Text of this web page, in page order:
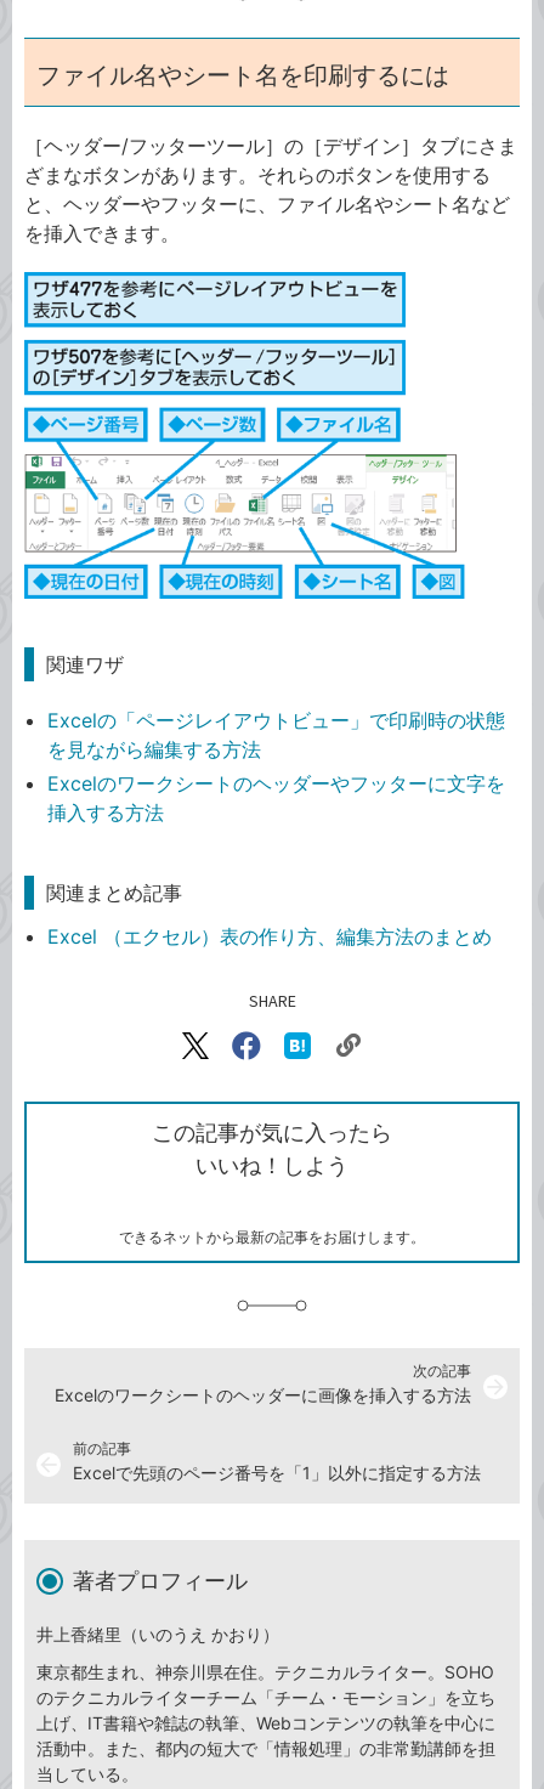
ファイル名やシート名を印刷するには
［ヘッダー/フッターツール］の［デザイン］タブにさま
ざまなボタンがあります。それらのボタンを使用する
と、ヘッダーやフッターに、ファイル名やシート名など
を挿入できます。
関連ワザ
Excelの「ページレイアウトビュー」で印刷時の状態
を見ながら編集する方法
Excelのワークシートのヘッダーやフッターに文字を
挿入する方法
関連まとめ記事
Excel （エクセル）表の作り方、編集方法のまとめ
SHARE
X（旧
で
シ
ェ
ア
Facebook
シ
ェ
ア
な
ブ
ッ
ク
ク
ク
を
コ
この記事が気に入ったら
いいね！しよう
できるネットから最新の記事をお届けします。
前の記事
Excelで先頭のページ番号を「1」以外に指定する方法
次の記事
Excelのワークシートのヘッダーに画像を挿入する方法
著者プロフィール
井上香緒里（いのうえ かおり）
東京都生まれ、神奈川県在住。テクニカルライター。SOHO
のテクニカルライターチーム「チーム・モーション」を立ち
上げ、IT書籍や雑誌の執筆、Webコンテンツの執筆を中心に
活動中。また、都内の短大で「情報処理」の非常勤講師を担
当している。